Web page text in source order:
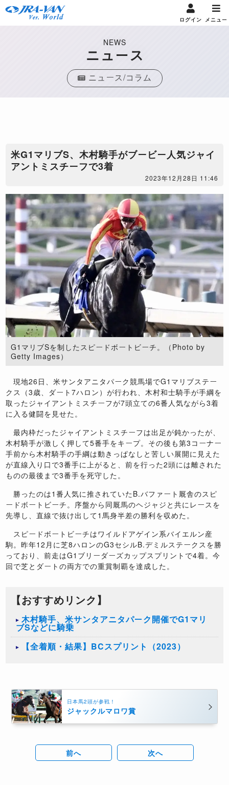
ログイン メニュー
NEWS
ニュース
ニュース/コラム
米G1マリブS、木村騎手がブービー人気ジャイ
アントミスチーフで3着
2023年12月28日 11:46
G1マリブSを制したスピードボートビーチ。（Photo by
Getty Images）
現地26日、米サンタアニタパーク競馬場でG1マリブステー
クス（3歳、ダート7ハロン）が行われ、木村和士騎手が手綱を
取ったジャイアントミスチーフが7頭立ての6番人気ながら3着
に入る健闘を見せた。
最内枠だったジャイアントミスチーフは出足が鈍かったが、
木村騎手が激しく押して5番手をキープ。その後も第3コーナー
手前から木村騎手の手綱は動きっぱなしと苦しい展開に見えた
が直線入り口で3番手に上がると、前を行った2頭には離された
ものの最後まで3番手を死守した。
勝ったのは1番人気に推されていたB.バファート厩舎のスピ
ードボートビーチ。序盤から同厩馬のヘジャジと共にレースを
先導し、直線で抜け出して1馬身半差の勝利を収めた。
スピードボートビーチはワイルドアゲイン系バイエルン産
駒。昨年12月に芝8ハロンのG3セシルB.デミルステークスを勝
っており、前走はG1ブリーダーズカップスプリントで4着。今
回で芝とダートの両方での重賞制覇を達成した。
【おすすめリンク】
​木村騎手、米サンタアニタパーク開催でG1マリ
ブSなどに騎乗
【全着順・結果】BCスプリント（2023）
日本馬2頭が参戦！
ジャックルマロワ賞
前へ 次へ